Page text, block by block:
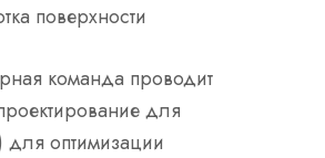
поверхности
команда проводит
для
для оптимизации